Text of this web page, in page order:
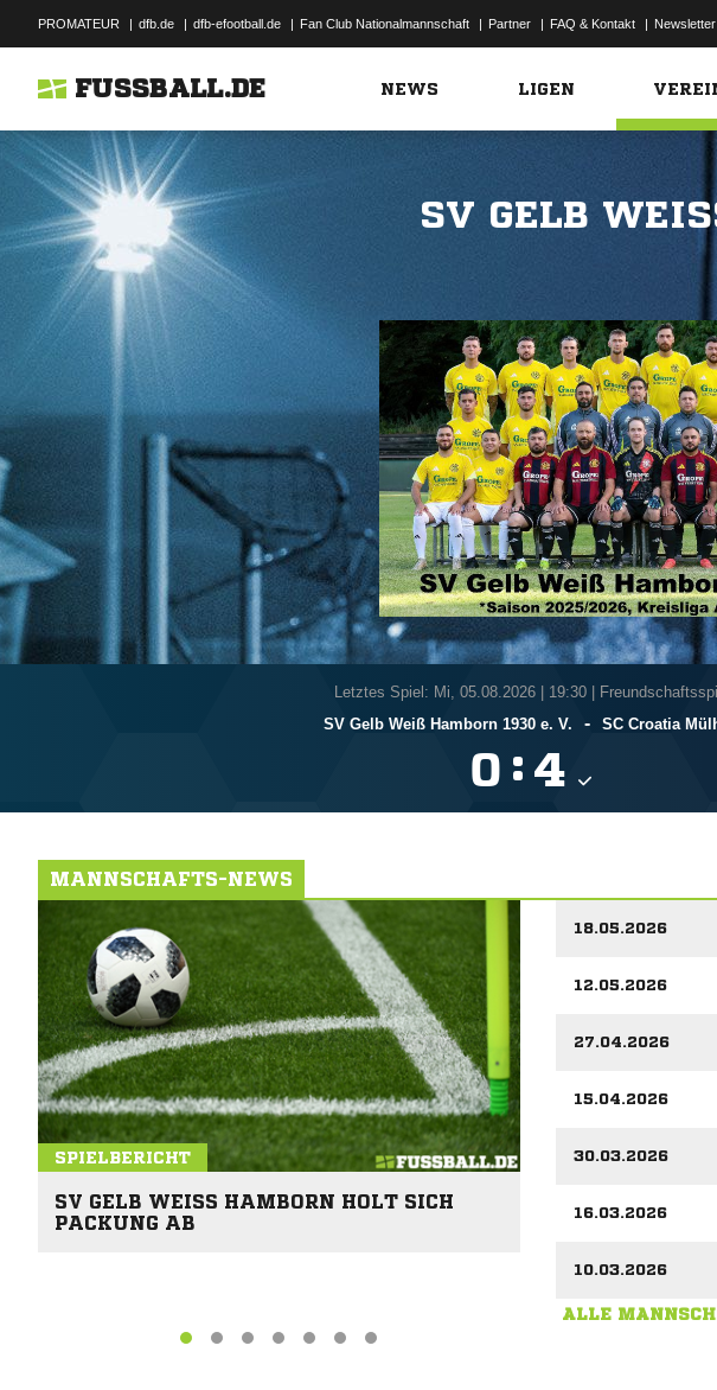
PROMATEUR | dfb.de | dfb-efootball.de | Fan Club Nationalmannschaft | Partner | FAQ & Kontakt | Newsletter
FUSSBALL.DE NEWS LIGEN
SV GELB
Letztes Spiel: Mi, 05.08.2026| 19:30 |
SV Gelb Weiß Hamborn 1930 e. V.
- SC Croatia
 : 
MANNSCHAFTS-NEWS
SPIELBERICHT
SV GELB WEISS HAMBORN HOLT SICH P
ACKUNG AB
18.05.2026
12.05.2026
27.04.2026
15.04.2026
30.03.2026
16.03.2026
10.03.2026
ALLE